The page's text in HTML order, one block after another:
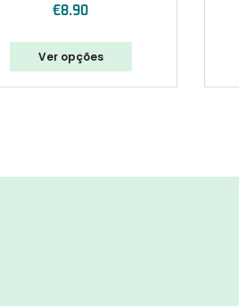
€8.90
Ver opções